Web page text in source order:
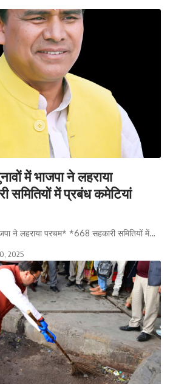
में भाजपा ने लहराया
समितियों में प्रबंध कमेटियां
ने लहराया परचम* *668 सहकारी समितियों में…
2025